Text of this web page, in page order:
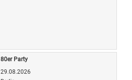
80er Party
29.08.2026